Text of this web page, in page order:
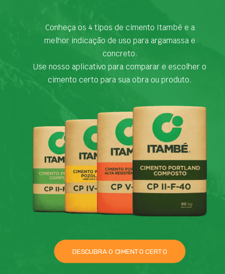
Conheça os 4 tipos de cimento Itambé e a
melhor indicação de uso para argamassa e
concreto.
Use nosso aplicativo para comparar e escolher o
cimento certo para sua obra ou produto.
DESCUBRA O CIMENTO CERTO